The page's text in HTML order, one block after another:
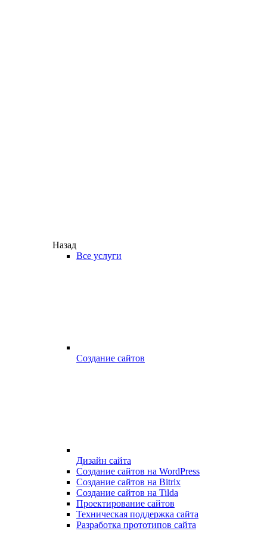
Назад
Все услуги
Создание сайтов
Дизайн сайта
Создание сайтов на WordPress
Создание сайтов на Bitrix
Создание сайтов на Tilda
Проектирование сайтов
Техническая поддержка сайта
Разработка прототипов сайта